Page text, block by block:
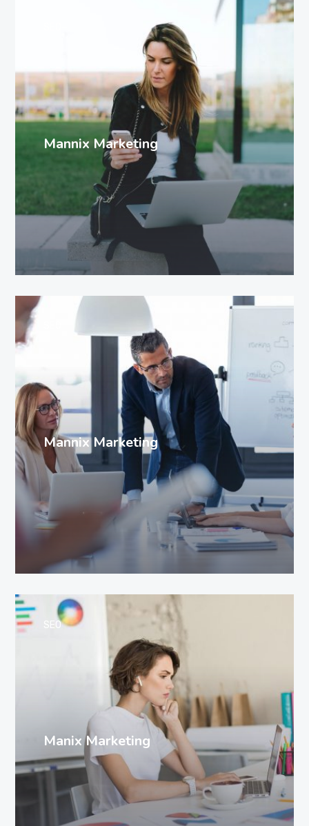
Mannix Marketing
Mannix Marketing
Manix Marketing
SEO